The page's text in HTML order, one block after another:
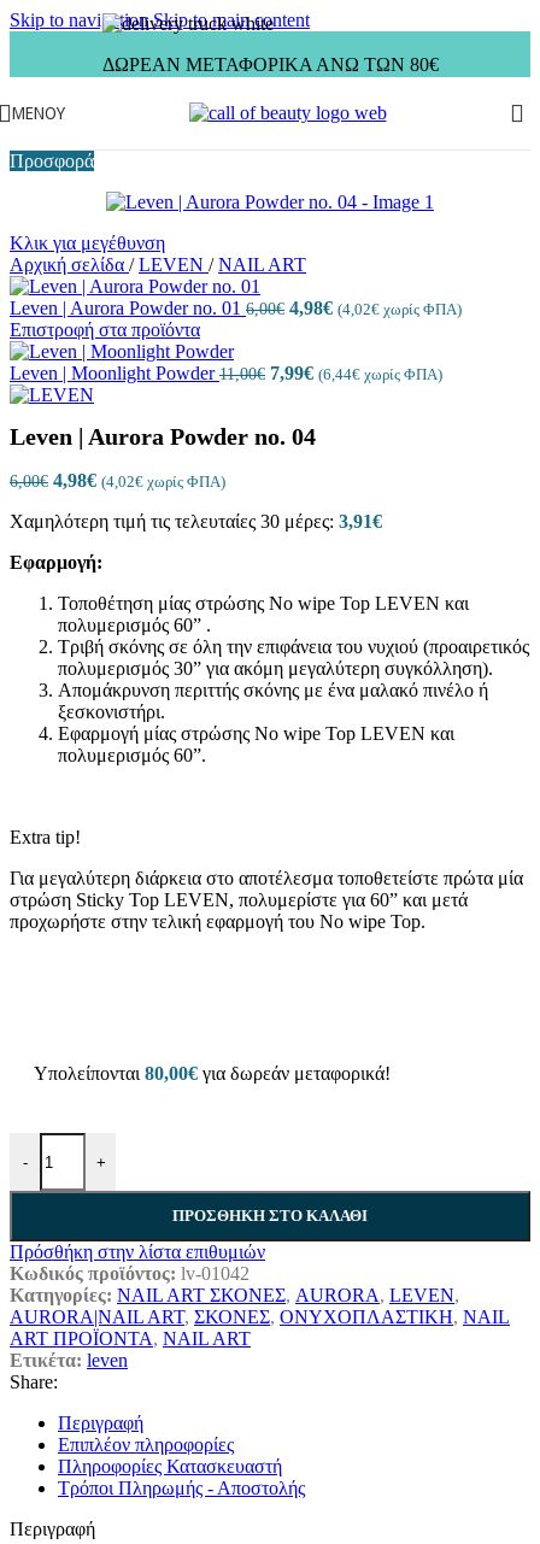
Skip to navigationSkip to main content
ΔΩΡΕΑΝ ΜΕΤΑΦΟΡΙΚΑ ΑΝΩ ΤΩΝ 80€
ΜΕΝΟΎ
Προσφορά
Κλικ για μεγέθυνση
Αρχική σελίδα / LEVEN / NAIL ART
Leven | Aurora Powder no. 01 6,00€ 4,98€ (4,02€ χωρίς ΦΠΑ)
Επιστροφή στα προϊόντα
Leven | Moonlight Powder11,00€ 7,99€ (6,44€ χωρίς ΦΠΑ)
Leven | Aurora Powder no. 04
6,00€ 4,98€ (4,02€ χωρίς ΦΠΑ)
Χαμηλότερη τιμή τις τελευταίες 30 μέρες: 3,91€
Εφαρμογή:
Τοποθέτηση μίας στρώσης No wipe Top LEVEN και
πολυμερισμός 60” .
Τριβή σκόνης σε όλη την επιφάνεια του νυχιού (προαιρετικός
πολυμερισμός 30” για ακόμη μεγαλύτερη συγκόλληση).
Απομάκρυνση περιττής σκόνης με ένα μαλακό πινέλο ή
ξεσκονιστήρι.
Εφαρμογή μίας στρώσης No wipe Top LEVEN και
πολυμερισμός 60”.
Extra tip!
Για μεγαλύτερη διάρκεια στο αποτέλεσμα τοποθετείστε πρώτα μία
στρώση Sticky Top LEVEN, πολυμερίστε για 60” και μετά
προχωρήστε στην τελική εφαρμογή του No wipe Top.
Υπολείπονται 80,00€ για δωρεάν μεταφορικά!
- +
ΠΡΟΣΘΉΚΗ ΣΤΟ ΚΑΛΆΘΙ
Πρόσθήκη στην λίστα επιθυμιών
Κωδικός προϊόντος: lv-01042
Κατηγορίες: NAIL ART ΣΚΟΝΕΣ, AURORA, LEVEN,
AURORA|NAIL ART, ΣΚΟΝΕΣ, ΟΝΥΧΟΠΛΑΣΤΙΚΗ, NAIL
ART ΠΡΟΪΟΝΤΑ, NAIL ART
Ετικέτα: leven
Share:
Περιγραφή
Επιπλέον πληροφορίες
Πληροφορίες Κατασκευαστή
Τρόποι Πληρωμής - Αποστολής
Περιγραφή